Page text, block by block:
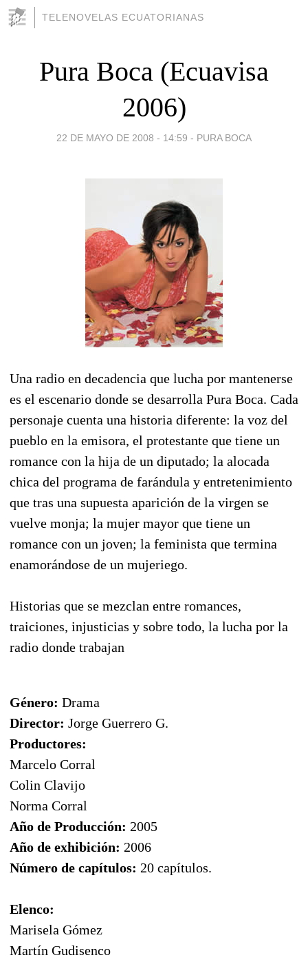
TELENOVELAS ECUATORIANAS
Pura Boca (Ecuavisa
2006)
22 DE MAYO DE 2008 - 14:59 - PURA BOCA
Una radio en decadencia que lucha por mantenerse
es el escenario donde se desarrolla Pura Boca. Cada
personaje cuenta una historia diferente: la voz del
pueblo en la emisora, el protestante que tiene un
romance con la hija de un diputado; la alocada
chica del programa de farándula y entretenimiento
que tras una supuesta aparición de la virgen se
vuelve monja; la mujer mayor que tiene un
romance con un joven; la feminista que termina
enamorándose de un mujeriego.
Historias que se mezclan entre romances,
traiciones, injusticias y sobre todo, la lucha por la
radio donde trabajan
Género: Drama
Director: Jorge Guerrero G.
Productores:
Marcelo Corral
Colin Clavijo
Norma Corral
Año de Producción: 2005
Año de exhibición: 2006
Número de capítulos: 20 capítulos.
Elenco:
Marisela Gómez
Martín Gudisenco